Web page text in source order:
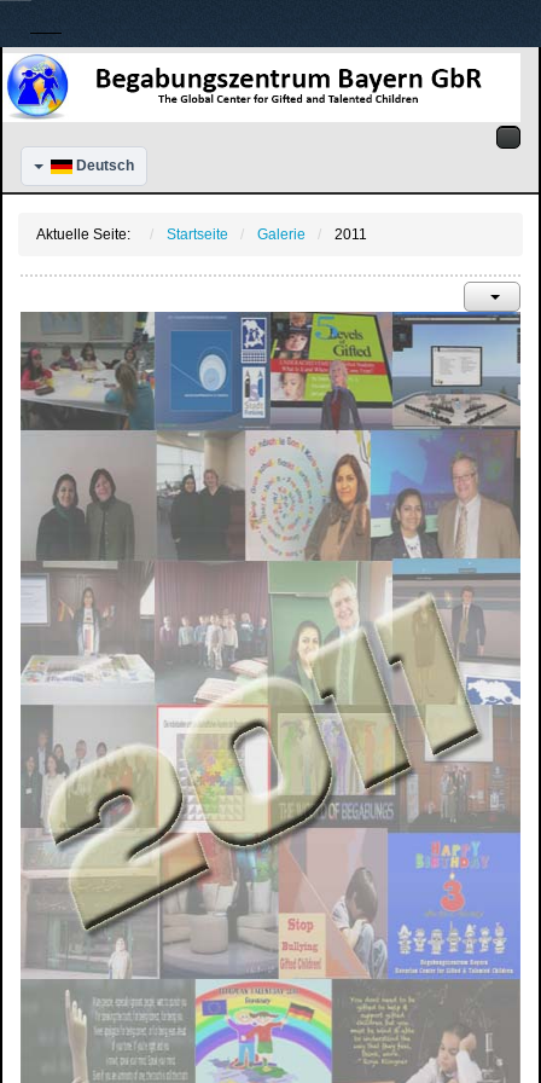
Deutsch
Aktuelle Seite: Startseite Galerie 2011